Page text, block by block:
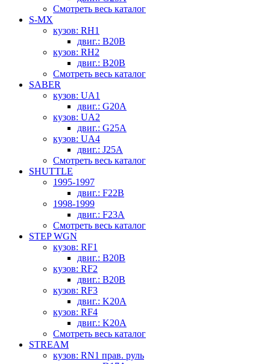
Смотреть весь каталог
S-MX
кузов: RH1
двиг.: B20B
кузов: RH2
двиг.: B20B
Смотреть весь каталог
SABER
кузов: UA1
двиг.: G20A
кузов: UA2
двиг.: G25A
кузов: UA4
двиг.: J25A
Смотреть весь каталог
SHUTTLE
1995-1997
двиг.: F22B
1998-1999
двиг.: F23A
Смотреть весь каталог
STEP WGN
кузов: RF1
двиг.: B20B
кузов: RF2
двиг.: B20B
кузов: RF3
двиг.: K20A
кузов: RF4
двиг.: K20A
Смотреть весь каталог
STREAM
кузов: RN1 прав. руль